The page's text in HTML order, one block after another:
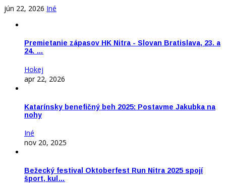
jún 22, 2026 Iné
Premietanie zápasov HK Nitra - Slovan Bratislava, 23. a
24. …
Hokej
apr 22, 2026
Katarínsky benefičný beh 2025: Postavme Jakubka na
nohy
Iné
nov 20, 2025
Bežecký festival Oktoberfest Run Nitra 2025 spojí
šport, kul…